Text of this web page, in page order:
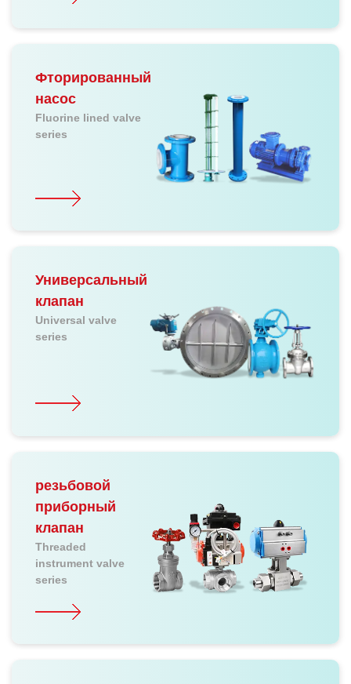
Фторированный
насос
Fluorine lined valve
series
Универсальный
клапан
Universal valve
series
резьбовой
приборный
клапан
Threaded
instrument valve
series